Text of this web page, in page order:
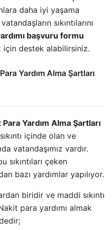
daha iyi yaşama
sıkıntılarını
başvuru formu
için destek alabilirsiniz.
Yardım Alma Şartları
Yardım Alma Şartları
içinde olan ve
vatandaşımız vardır.
sıkıntıları çeken
bazı yardımlar yapılıyor.
biridir ve maddi sıkıntı
para yardımı almak